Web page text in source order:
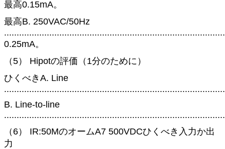
最高0.15mA。
最高B. 250VAC/50Hz
0.25mA。
（5） Hipotの評価（1分のために）
ひくべきA. Line
B. Line-to-line
（6） IR:50MのオームA7 500VDCひくべき入力か出
力